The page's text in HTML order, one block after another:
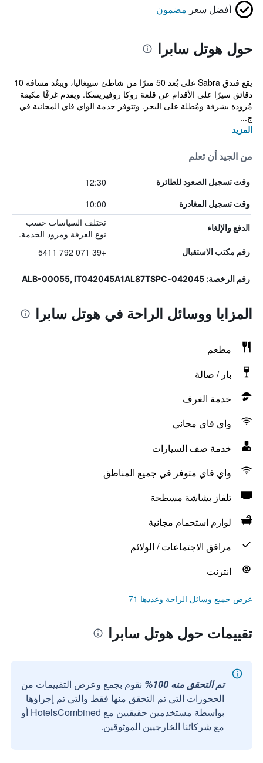
أفضل سعر مضمون
حول هوتل سابرا
يقع فندق Sabra على بُعد 50 مترًا من شاطئ سينِغاليا، ويبعُد مسافة 10
دقائق سيرًا على الأقدام عن قلعة روكا روفيريسكا. ويقدم غرفًا مكيفة
مُزودة بشرفة ومُطلة على البحر. وتتوفر خدمة الواي فاي المجانية في
ج...
المزيد
من الجيد أن تعلم
وقت تسجيل الصعود للطائرة 12:30
وقت تسجيل المغادرة 10:00
الدفع والإلغاء
تختلف السياسات حسب
نوع الغرفة ومزود الخدمة.
رقم مكتب الاستقبال +39 071 792 5411
رقم الرخصة: 042045-ALB-00055, IT042045A1AL87TSPC
المزايا ووسائل الراحة في هوتل سابرا
مطعم
بار / صالة
خدمة الغرف
واي فاي مجاني
خدمة صف السيارات
واي فاي متوفر في جميع المناطق
تلفاز بشاشة مسطحة
لوازم استحمام مجانية
مرافق الاجتماعات / الولائم
انترنت
عرض جميع وسائل الراحة وعددها 71
تقييمات حول هوتل سابرا
تم التحقق منه 100%
نقوم بجمع وعرض التقييمات من
الحجوزات التي تم التحقق منها فقط والتي تم إجراؤها
بواسطة مستخدمين حقيقيين مع HotelsCombined أو
مع شركائنا الخارجيين الموثوقين.